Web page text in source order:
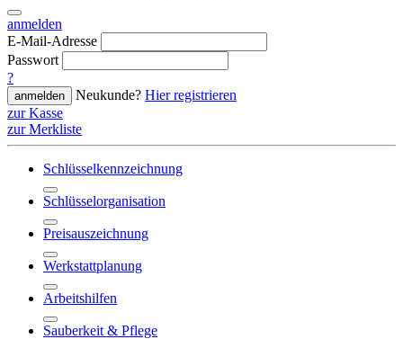
anmelden
E-Mail-Adresse
Passwort
?
anmelden Neukunde? Hier registrieren
zur Kasse
zur Merkliste
Schlüsselkennzeichnung
Schlüsselorganisation
Preisauszeichnung
Werkstattplanung
Arbeitshilfen
Sauberkeit & Pflege